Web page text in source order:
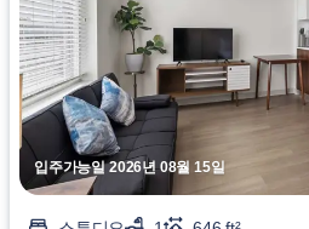
입주가능일 2026년 08월 15일